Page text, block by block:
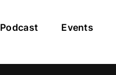
Podcast Events